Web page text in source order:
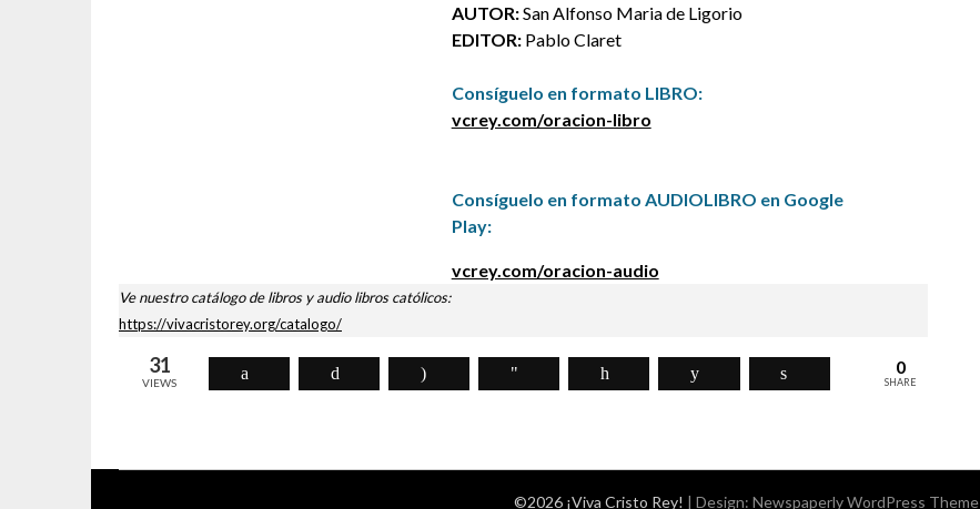
AUTOR:San Alfonso Maria de Ligorio
EDITOR:Pablo Claret
Consíguelo en formato LIBRO:
vcrey.com/oracion-libro
Consíguelo en formato AUDIOLIBRO en Google
Play:
vcrey.com/oracion-audio
Ve nuestro catálogo de libros y audio libros católicos:
https://vivacristorey.org/catalogo/
31
VIEWS
0
SHARE
©2026 ¡Viva Cristo Rey! | Design: Newspaperly WordPress Theme